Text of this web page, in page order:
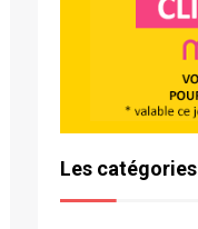
Les catégories